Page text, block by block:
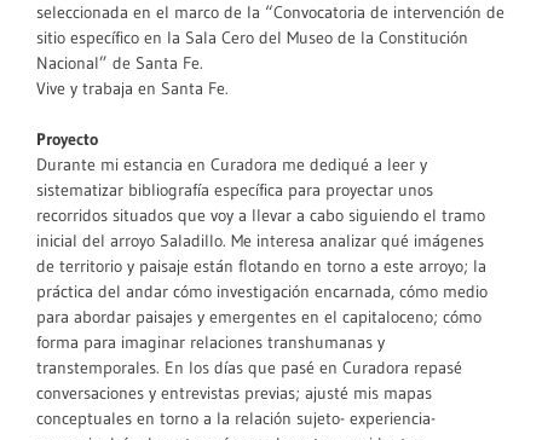
seleccionada en el marco de la “Convocatoria de intervención de
sitio específico en la Sala Cero del Museo de la Constitución
Nacional” de Santa Fe.
Vive y trabaja en Santa Fe.
Proyecto
Durante mi estancia en Curadora me dediqué a leer y
sistematizar bibliografía específica para proyectar unos
recorridos situados que voy a llevar a cabo siguiendo el tramo
inicial del arroyo Saladillo. Me interesa analizar qué imágenes
de territorio y paisaje están flotando en torno a este arroyo; la
práctica del andar cómo investigación encarnada, cómo medio
para abordar paisajes y emergentes en el capitaloceno; cómo
forma para imaginar relaciones transhumanas y
transtemporales. En los días que pasé en Curadora repasé
conversaciones y entrevistas previas; ajusté mis mapas
conceptuales en torno a la relación sujeto- experiencia-